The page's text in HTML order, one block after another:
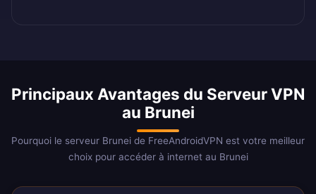
Principaux Avantages du Serveur VPN
au Brunei
Pourquoi le serveur Brunei de FreeAndroidVPN est votre meilleur
choix pour accéder à internet au Brunei